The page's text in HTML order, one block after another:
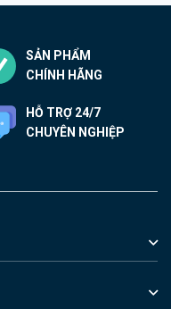
SẢN PHẨM
CHÍNH HÃNG
HỖ TRỢ 24/7
CHUYÊN NGHIỆP